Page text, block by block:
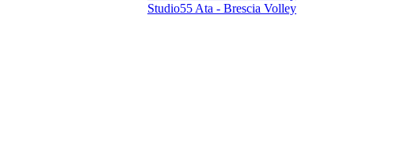
Studio55 Ata - Brescia Volley